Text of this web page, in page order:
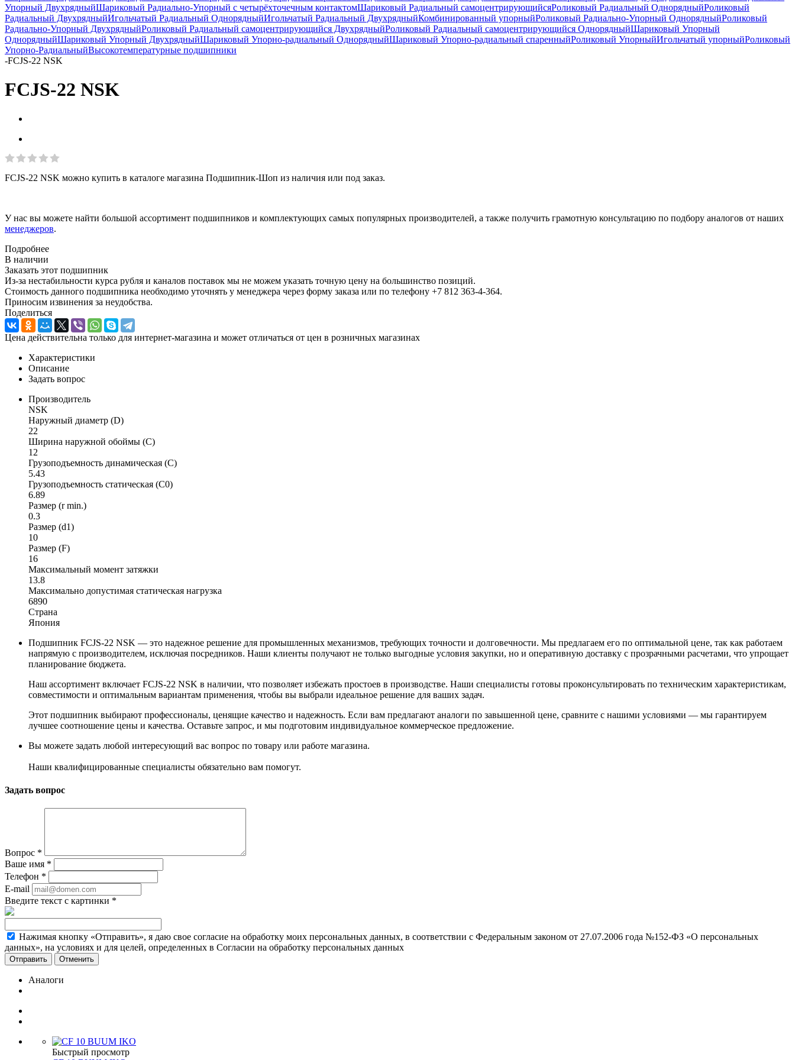
Упорный ДвухрядныйШариковый Радиально-Упорный с четырёхточечным контактомШариковый Радиальный самоцентрирующийсяРоликовый Радиальный ОднорядныйРоликовый
Радиальный ДвухрядныйИгольчатый Радиальный ОднорядныйИгольчатый Радиальный ДвухрядныйКомбинированный упорныйРоликовый Радиально-Упорный ОднорядныйРоликовый
Радиально-Упорный ДвухрядныйРоликовый Радиальный самоцентрирующийся ДвухрядныйРоликовый Радиальный самоцентрирующийся ОднорядныйШариковый Упорный
ОднорядныйШариковый Упорный ДвухрядныйШариковый Упорно-радиальный ОднорядныйШариковый Упорно-радиальный спаренныйРоликовый УпорныйИгольчатый упорныйРоликовый
Упорно-РадиальныйВысокотемпературные подшипники
-FCJS-22 NSK
FCJS-22 NSK
FCJS-22 NSK можно купить в каталоге магазина Подшипник-Шоп из наличия или под заказ.
У нас вы можете найти большой ассортимент подшипников и комплектующих самых популярных производителей, а также получить грамотную консультацию по подбору аналогов от наших
менеджеров.
Подробнее
В наличии
Заказать этот подшипник
Из-за нестабильности курса рубля и каналов поставок мы не можем указать точную цену на большинство позиций.
Стоимость данного подшипника необходимо уточнять у менеджера через форму заказа или по телефону +7 812 363-4-364.
Приносим извинения за неудобства.
Поделиться
Цена действительна только для интернет-магазина и может отличаться от цен в розничных магазинах
Характеристики
Описание
Задать вопрос
Производитель
NSK
Наружный диаметр (D)
22
Ширина наружной обоймы (C)
12
Грузоподъемность динамическая (C)
5.43
Грузоподъемность статическая (C0)
6.89
Размер (r min.)
0.3
Размер (d1)
10
Размер (F)
16
Максимальный момент затяжки
13.8
Максимально допустимая статическая нагрузка
6890
Страна
Япония
Подшипник FCJS-22 NSK — это надежное решение для промышленных механизмов, требующих точности и долговечности. Мы предлагаем его по оптимальной цене, так как работаем
напрямую с производителем, исключая посредников. Наши клиенты получают не только выгодные условия закупки, но и оперативную доставку с прозрачными расчетами, что упрощает
планирование бюджета.
Наш ассортимент включает FCJS-22 NSK в наличии, что позволяет избежать простоев в производстве. Наши специалисты готовы проконсультировать по техническим характеристикам,
совместимости и оптимальным вариантам применения, чтобы вы выбрали идеальное решение для ваших задач.
Этот подшипник выбирают профессионалы, ценящие качество и надежность. Если вам предлагают аналоги по завышенной цене, сравните с нашими условиями — мы гарантируем
лучшее соотношение цены и качества. Оставьте запрос, и мы подготовим индивидуальное коммерческое предложение.
Вы можете задать любой интересующий вас вопрос по товару или работе магазина.
Наши квалифицированные специалисты обязательно вам помогут.
Задать вопрос
Вопрос *
Ваше имя *
Телефон *
E-mail
Введите текст с картинки *
Нажимая кнопку «Отправить», я даю свое согласие на обработку моих персональных данных, в соответствии с Федеральным законом от 27.07.2006 года №152-ФЗ «О персональных
данных», на условиях и для целей, определенных в Согласии на обработку персональных данных
Отменить
Аналоги
Быстрый просмотр